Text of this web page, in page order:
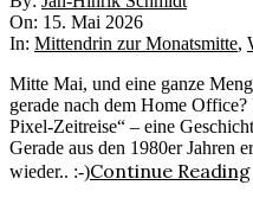
05-
15
On: 15. Mai 2026
In: Mittendrin zur Monatsmitte,
Mitte Mai, und eine ganze
gerade nach dem Home
Pixel-Zeitreise“ – eine
Gerade aus den 1980er Jahren
wieder.. :-)Continue Reading